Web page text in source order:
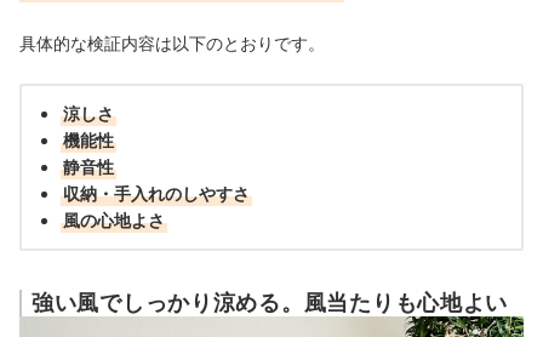
具体的な検証内容は以下のとおりです。
涼しさ
機能性
静音性
収納・手入れのしやすさ
風の心地よさ
強い風でしっかり涼める。風当たりも心地よい